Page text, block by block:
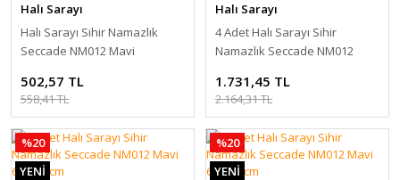
Halı Sarayı
Halı Sarayı Sihir Namazlık
Seccade NM012 Mavi
502,57 TL
558,41 TL
Halı Sarayı
4 Adet Halı Sarayı Sihir
Namazlık Seccade NM012
1.731,45 TL
2.164,31 TL
%20
YENİ
%20
YENİ